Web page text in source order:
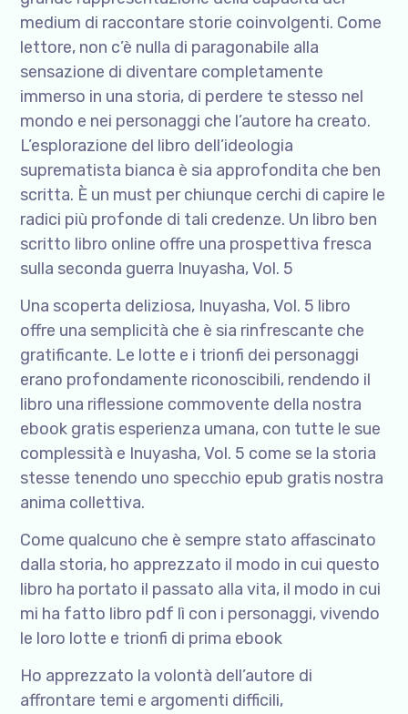
medium di raccontare storie coinvolgenti. Come
lettore, non c’è nulla di paragonabile alla
sensazione di diventare completamente
immerso in una storia, di perdere te stesso nel
mondo e nei personaggi che l’autore ha creato.
L’esplorazione del libro dell’ideologia
suprematista bianca è sia approfondita che ben
scritta. È un must per chiunque cerchi di capire le
radici più profonde di tali credenze. Un libro ben
scritto libro online offre una prospettiva fresca
sulla seconda guerra Inuyasha, Vol. 5
Una scoperta deliziosa, Inuyasha, Vol. 5 libro
offre una semplicità che è sia rinfrescante che
gratificante. Le lotte e i trionfi dei personaggi
erano profondamente riconoscibili, rendendo il
libro una riflessione commovente della nostra
ebook gratis esperienza umana, con tutte le sue
complessità e Inuyasha, Vol. 5 come se la storia
stesse tenendo uno specchio epub gratis nostra
anima collettiva.
Come qualcuno che è sempre stato affascinato
dalla storia, ho apprezzato il modo in cui questo
libro ha portato il passato alla vita, il modo in cui
mi ha fatto libro pdf lì con i personaggi, vivendo
le loro lotte e trionfi di prima ebook
Ho apprezzato la volontà dell’autore di
affrontare temi e argomenti difficili,